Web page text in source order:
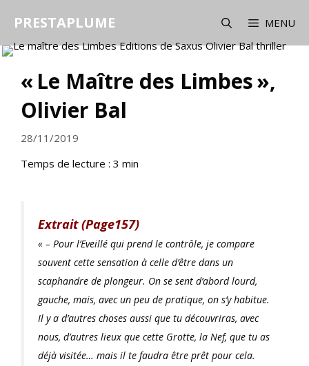
PRESTAPLUME MENU
« Le Maître des Limbes »,
Olivier Bal
28/11/2019
Temps de lecture : 3 min
Extrait (Page157)
« – Pour l’Eveillé qui prend le contrôle, je compare
souvent cette sensation à celle d’être dans un
scaphandre de plongeur. On se sent d’abord lourd,
gauche, mais, avec un peu de pratique, on s’y habitue.
Il y a d’autres choses aussi que tu découvriras, avec
nous, d’autres lieux que cette Grotte, la Nef, que tu as
déjà visitée… mais il te faudra être prêt pour cela.